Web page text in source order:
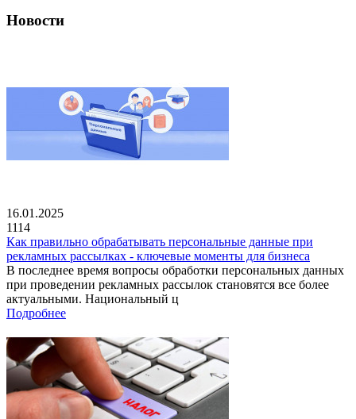
Новости
16.01.2025
1114
Как правильно обрабатывать персональные данные при
рекламных рассылках - ключевые моменты для бизнеса
В последнее время вопросы обработки персональных данных
при проведении рекламных рассылок становятся все более
актуальными. Национальный ц
Подробнее